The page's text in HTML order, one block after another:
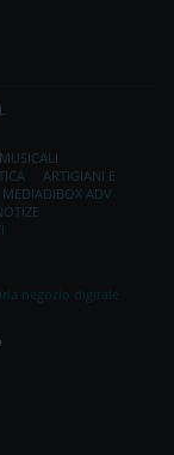
ARTIGIANI E
MEDIADIBOX ADV
negozio digitale